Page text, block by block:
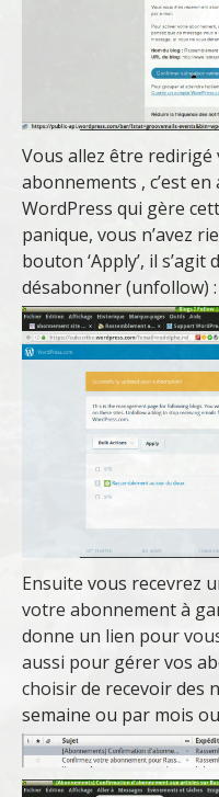
Vous allez être redirigé
abonnements , c’est
WordPress qui gère
panique, vous n’avez
bouton ‘Apply’, il
désabonner (unfollow) :
Ensuite vous recevrez
votre abonnement à
donne un lien pour
aussi pour gérer vos
choisir de recevoir des
semaine ou par mois